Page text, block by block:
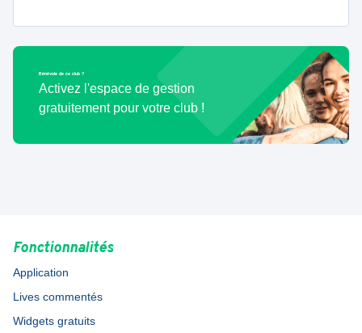
Bénévole de ce club ?
Activez l'espace de gestion
gratuitement pour votre club !
Fonctionnalités
Application
Lives commentés
Widgets gratuits